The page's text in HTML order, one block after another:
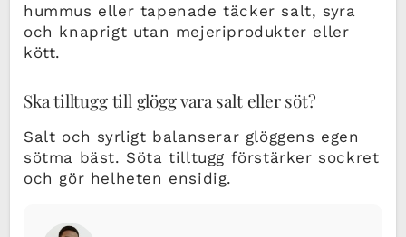
hummus eller tapenade täcker salt, syra
och knaprigt utan mejeriprodukter eller
kött.
Ska tilltugg till glögg vara salt eller söt?
Salt och syrligt balanserar glöggens egen
sötma bäst. Söta tilltugg förstärker sockret
och gör helheten ensidig.